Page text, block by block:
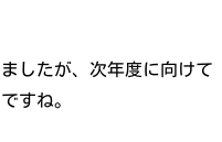
したが、次年度に向けて
すね。